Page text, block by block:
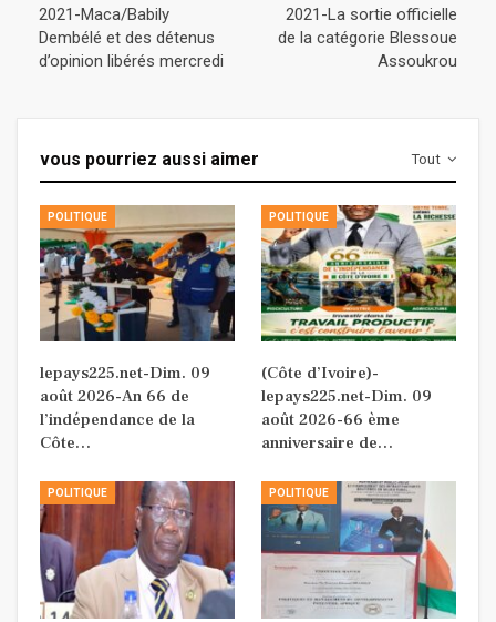
2021-Maca/Babily
Dembélé et des détenus
d’opinion libérés mercredi
2021-La sortie officielle
de la catégorie Blessoue
Assoukrou
Tout
vous pourriez aussi aimer
POLITIQUE
lepays225.net-Dim. 09
août 2026-An 66 de
l’indépendance de la
Côte…
POLITIQUE
(Côte d’Ivoire)-
lepays225.net-Dim. 09
août 2026-66 ème
anniversaire de…
POLITIQUE POLITIQUE